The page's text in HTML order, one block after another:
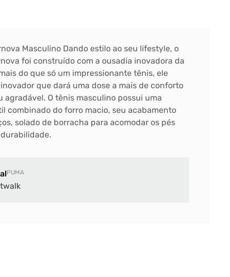
Masculino Dando estilo ao seu lifestyle, o
foi construído com a ousadia inovadora da
do que só um impressionante tênis, ele
que dará uma dose a mais de conforto
agradável. O tênis masculino possui uma
combinado do forro macio, seu acabamento
solado de borracha para acomodar os pés
PUMA